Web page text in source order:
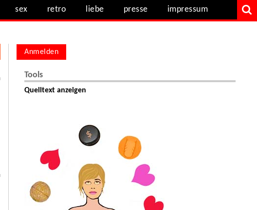
sex retro liebe presse impressum
Anmelden
Tools
Quelltext anzeigen